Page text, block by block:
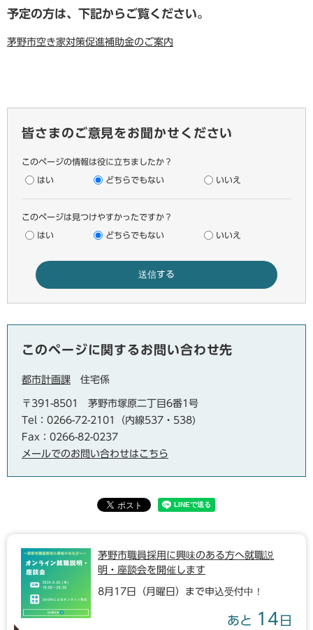
予定の方は、下記からご覧ください。
茅野市空き家対策促進補助金のご案内
皆さまのご意見をお聞かせください
このページの情報は役に立ちましたか？
はい どちらでもない いいえ
このページは見つけやすかったですか？
はい どちらでもない いいえ
このページに関するお問い合わせ先
都市計画課 住宅係
〒391-8501
茅野市塚原二丁目6番1号
Tel：0266-72-2101（内線537・538)
Fax：0266-82-0237
メールでのお問い合わせはこちら
茅野市職員採用に興味のある方へ就職説
明・座談会を開催します
8月17日（月曜日）まで申込受付中！
あと 14 日